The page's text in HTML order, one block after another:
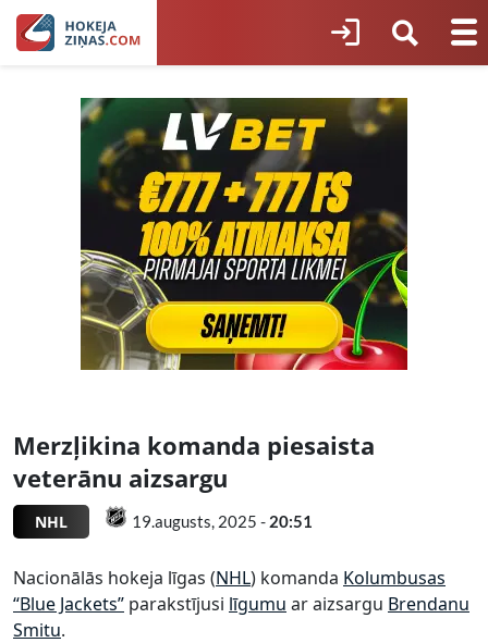
Merzļikina komanda piesaista
veterānu aizsargu
NHL 19.augusts, 2025 - 20:51
Nacionālās hokeja līgas (NHL) komanda Kolumbusas
“Blue Jackets” parakstījusi līgumu ar aizsargu Brendanu
Smitu.